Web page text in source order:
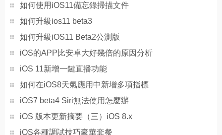
如何使用iOS11備忘錄掃描文件
如何升級ios11 beta3
如何升級iOS11 Beta2公測版
iOS的APP比安卓大好幾倍的原因分析
iOS 11新增一鍵直播功能
如何在iOS8天氣應用中新增多項指標
iOS7 beta4 Siri無法使用怎麼辦
iOS 版本更新摘要（三）iOS 8.x
iOS各種調試技巧豪華套餐